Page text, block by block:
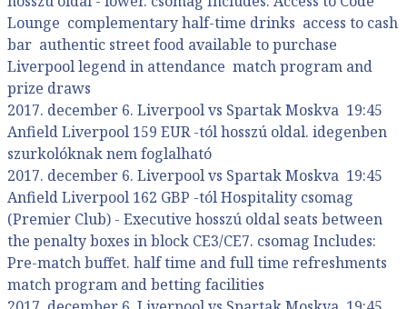
Lounge complementary half-time drinks access to cash
bar authentic street food available to purchase
Liverpool legend in attendance match program and
prize draws
2017. december 6. Liverpool vs Spartak Moskva 19:45
Anfield Liverpool 159 EUR -tól hosszú oldal. idegenben
szurkolóknak nem foglalható
2017. december 6. Liverpool vs Spartak Moskva 19:45
Anfield Liverpool 162 GBP -tól Hospitality csomag
(Premier Club) - Executive hosszú oldal seats between
the penalty boxes in block CE3/CE7. csomag Includes:
Pre-match buffet. half time and full time refreshments
match program and betting facilities